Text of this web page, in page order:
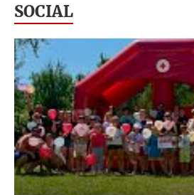
SOCIAL